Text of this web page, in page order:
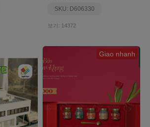
SKU: D606330
보기: 14372
Giao nhanh